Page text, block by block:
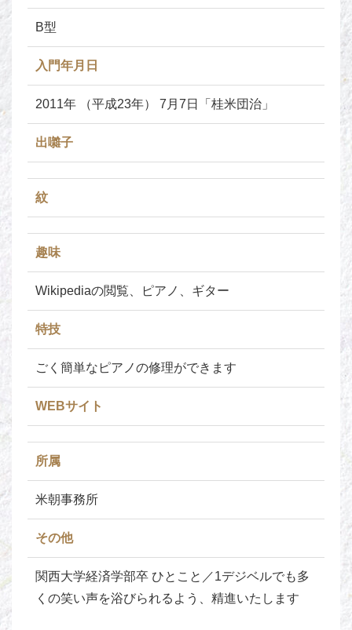
B型
入門年月日
2011年 （平成23年） 7月7日「桂米団治」
出囃子
紋
趣味
Wikipediaの閲覧、ピアノ、ギター
特技
ごく簡単なピアノの修理ができます
WEBサイト
所属
米朝事務所
その他
関西大学経済学部卒 ひとこと／1デジベルでも多
くの笑い声を浴びられるよう、精進いたします